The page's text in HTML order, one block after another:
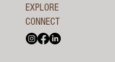
EXPLORE
CONNECT